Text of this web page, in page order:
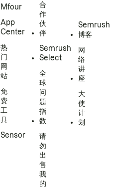
Mfour
App
Center
热
门
网
站
免
费
工
具
Sensor
合
作
伙
伴
Semrush
Select
全
球
问
题
指
数
请
勿
出
售
我
的
Semrush
博客
网
络
讲
座
大
使
计
划